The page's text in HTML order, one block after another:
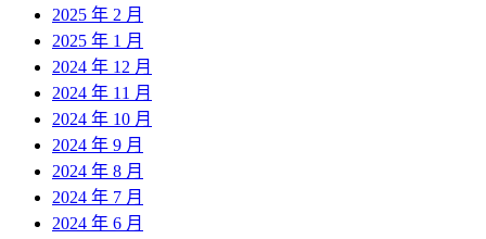
2025 年 2 月
2025 年 1 月
2024 年 12 月
2024 年 11 月
2024 年 10 月
2024 年 9 月
2024 年 8 月
2024 年 7 月
2024 年 6 月